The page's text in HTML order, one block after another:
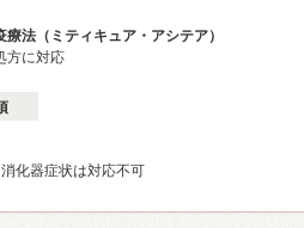
法（ミティキュア・アシテア）
方に対応
化器症状は対応不可